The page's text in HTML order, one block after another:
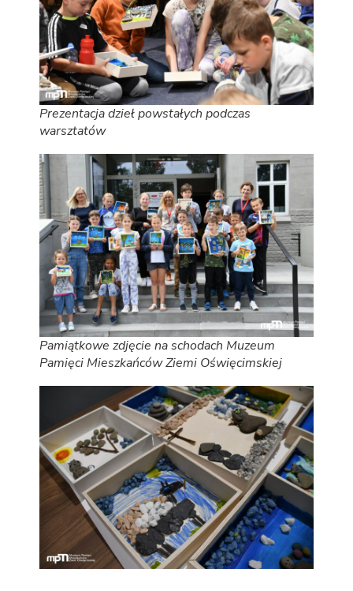
Prezentacja dzieł powstałych podczas
warsztatów
Pamiątkowe zdjęcie na schodach Muzeum
Pamięci Mieszkańców Ziemi Oświęcimskiej